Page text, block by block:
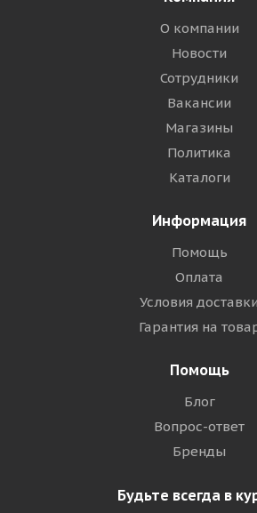
О компании
Новости
Сотрудники
Вакансии
Магазины
Политика
Каталоги
Информация
Помощь
Оплата
Условия доставки
Гарантия на
Помощь
Блог
Вопрос-ответ
Бренды
Будьте всегда в